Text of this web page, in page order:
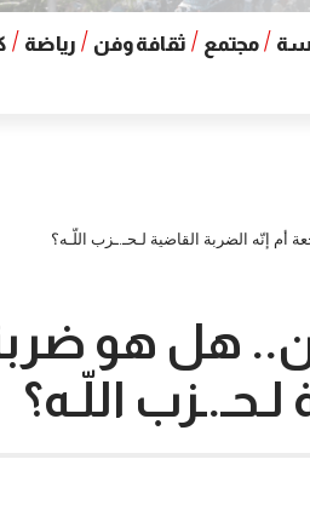
مجتمع ثقافة وفن رياضة
إنّه الضربة القاضية لـحـ.ـزب اللّـه؟
هل هو
اللّـه؟